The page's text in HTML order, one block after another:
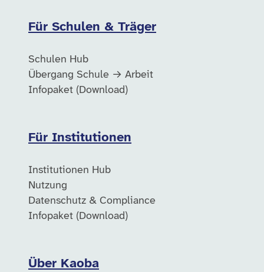
Für Schulen & Träger
Schulen Hub
Übergang Schule → Arbeit
Infopaket (Download)
Für Institutionen
Institutionen Hub
Nutzung
Datenschutz & Compliance
Infopaket (Download)
Über Kaoba